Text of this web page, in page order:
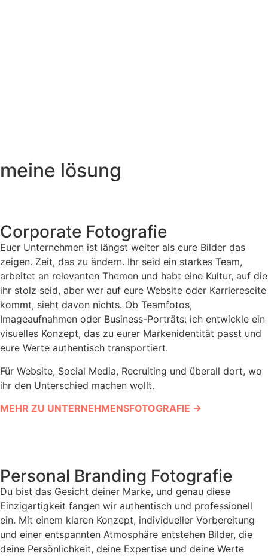
meine lösung
Corporate Fotografie
Euer Unternehmen ist längst weiter als eure Bilder das
zeigen. Zeit, das zu ändern. Ihr seid ein starkes Team,
arbeitet an relevanten Themen und habt eine Kultur, auf die
ihr stolz seid, aber wer auf eure Website oder Karriereseite
kommt, sieht davon nichts. Ob Teamfotos,
Imageaufnahmen oder Business-Porträts: ich entwickle ein
visuelles Konzept, das zu eurer Markenidentität passt und
eure Werte authentisch transportiert.
Für Website, Social Media, Recruiting und überall dort, wo
ihr den Unterschied machen wollt.
MEHR ZU UNTERNEHMENSFOTOGRAFIE →
Personal Branding Fotografie
Du bist das Gesicht deiner Marke, und genau diese
Einzigartigkeit fangen wir authentisch und professionell
ein. Mit einem klaren Konzept, individueller Vorbereitung
und einer entspannten Atmosphäre entstehen Bilder, die
deine Persönlichkeit, deine Expertise und deine Werte